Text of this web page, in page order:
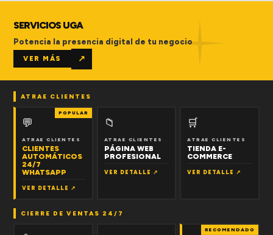
SERVICIOS UGA
Potencia la presencia digital de tu negocio
VER MÁS ↗
ATRAE CLIENTES
POPULAR
💬
ATRAE CLIENTES
CLIENTES
AUTOMÁTICOS
24/7
WHATSAPP
VER DETALLE ↗
📁
ATRAE CLIENTES
PÁGINA WEB
PROFESIONAL
VER DETALLE ↗
🛒
ATRAE CLIENTES
TIENDA E-
COMMERCE
VER DETALLE ↗
CIERRE DE VENTAS 24/7
RECOMENDADO